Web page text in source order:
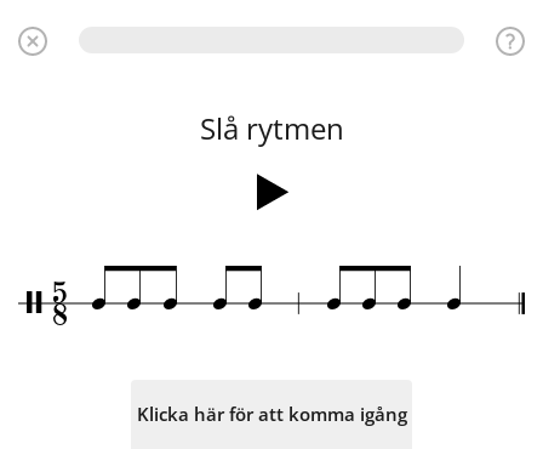
Slå rytmen
/5
8 q q q q q q q q q
Klicka här för att komma igång